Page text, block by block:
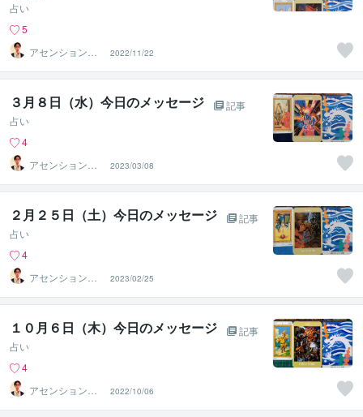
占い
5
アセンションナ
ビゲーター和（K
azu）
2022/11/22
３月８日（水）今日のメッセージ
記事
占い
4
アセンションナ
ビゲーター和（K
azu）
2023/03/08
２月２５日（土）今日のメッセージ
記事
占い
4
アセンションナ
ビゲーター和（K
azu）
2023/02/25
１０月６日（木）今日のメッセージ
記事
占い
4
アセンションナ
ビゲーター和（K
azu）
2022/10/06